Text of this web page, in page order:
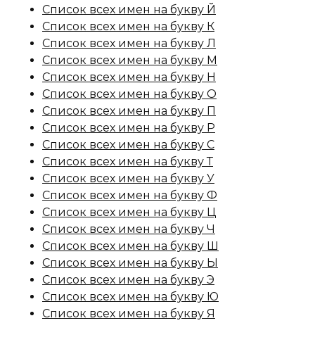
Список всех имен на букву Й
Список всех имен на букву К
Список всех имен на букву Л
Список всех имен на букву М
Список всех имен на букву Н
Список всех имен на букву О
Список всех имен на букву П
Список всех имен на букву Р
Список всех имен на букву С
Список всех имен на букву Т
Список всех имен на букву У
Список всех имен на букву Ф
Список всех имен на букву Ц
Список всех имен на букву Ч
Список всех имен на букву Ш
Список всех имен на букву Ы
Список всех имен на букву Э
Список всех имен на букву Ю
Список всех имен на букву Я